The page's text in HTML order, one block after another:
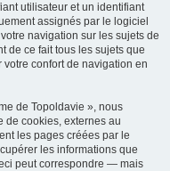
utilisateur et un identifiant
assignés par le logiciel
navigation sur les sujets de
de ce fait tous les sujets que
votre confort de navigation en
de Topoldavie », nous
de cookies, externes au
les pages créées par le
les informations que
peut correspondre — mais